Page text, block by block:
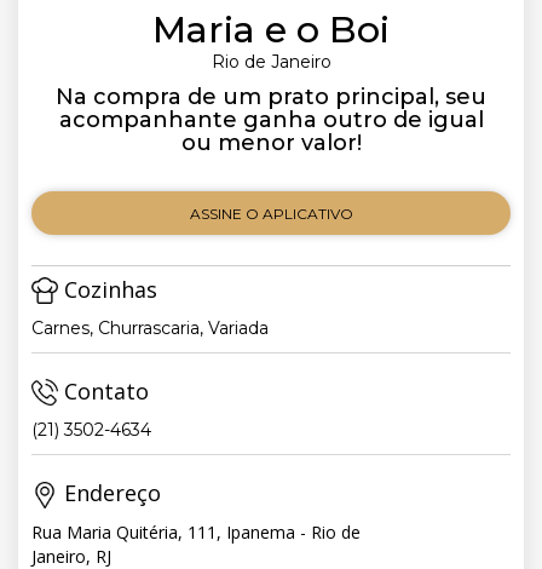
Maria e o Boi
Rio de Janeiro
Na compra de um prato principal, seu
acompanhante ganha outro de igual
ou menor valor!
ASSINE O APLICATIVO
Cozinhas
Carnes, Churrascaria, Variada
Contato
(21) 3502-4634
Endereço
Rua Maria Quitéria, 111, Ipanema - Rio de
Janeiro, RJ